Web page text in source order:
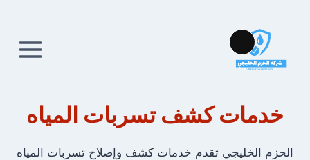
Long
Description
خدمات كشف تسربات المياه
الحزم الخليجي تقدم خدمات كشف وإصلاح تسربات المياه